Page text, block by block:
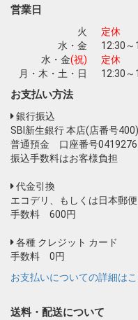
営業日
火
定休
水・金
12:30～
水・金(祝)
定休
月・木・土・日
12:30～
お支払い方法
銀行振込
SBI新生銀行 本店(店番号
普通預金 口座番号
振込手数料はお客様負担
代金引換
エコデリ、もしくは日本郵便
手数料 600円
各種 クレジット カード
手数料 0円
お支払いについての詳細は
送料・配送について